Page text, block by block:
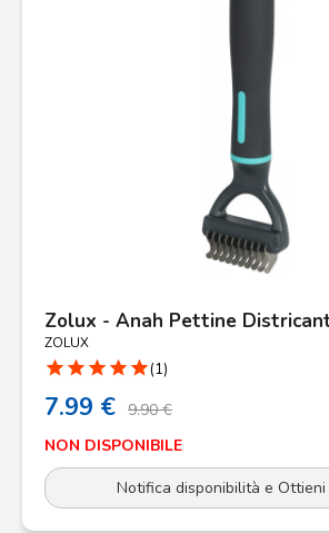
Zolux - Anah Pettine
ZOLUX
star star star star star(1)
7.99 € 9.90 €
NON DISPONIBILE
Notifica disponibilità e Ottieni